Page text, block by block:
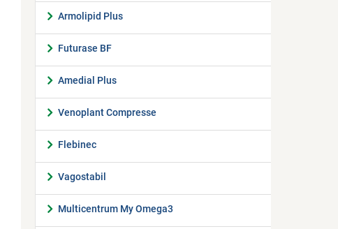
Armolipid Plus
Futurase BF
Amedial Plus
Venoplant Compresse
Flebinec
Vagostabil
Multicentrum My Omega3